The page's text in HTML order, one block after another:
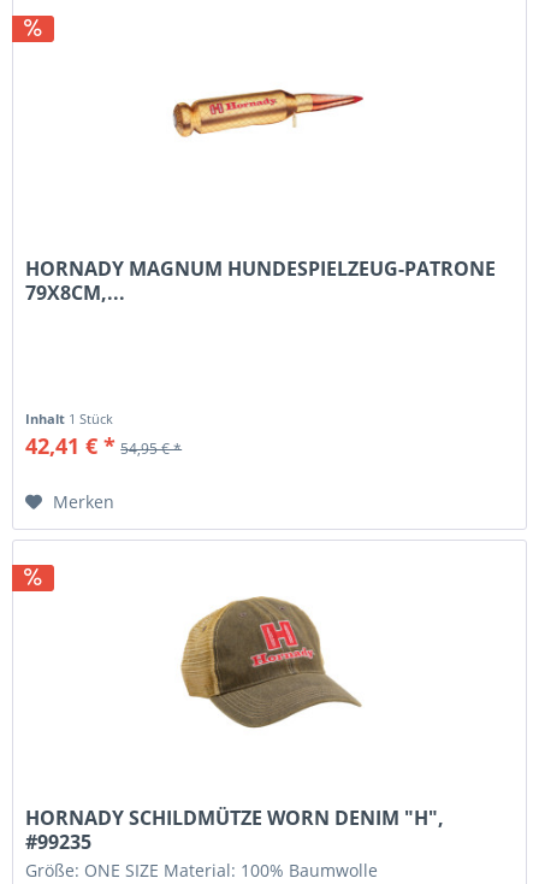
HORNADY MAGNUM HUNDESPIELZEUG-PATRONE
79X8CM,...
Inhalt 1 Stück
42,41 € * 54,95 € *
Merken
HORNADY SCHILDMÜTZE WORN DENIM "H",
#99235
Größe: ONE SIZE Material: 100% Baumwolle